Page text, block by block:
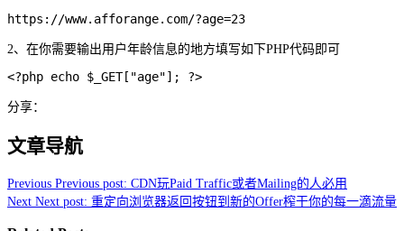
https://www.afforange.com/?age=23
2、在你需要输出用户年龄信息的地方填写如下PHP代码即可
<?php echo $_GET["age"]; ?>
分享：
文章导航
Previous Previous post: CDN玩Paid Traffic或者Mailing的人必用
Next Next post: 重定向浏览器返回按钮到新的Offer榨干你的每一滴流量